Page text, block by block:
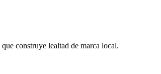
construye lealtad de marca local.